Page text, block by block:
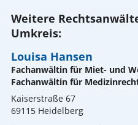
Weitere
Umkreis:
Louisa Hansen
Fachanwältin für Miet- und
Fachanwältin für
Kaiserstraße 67
69115 Heidelberg